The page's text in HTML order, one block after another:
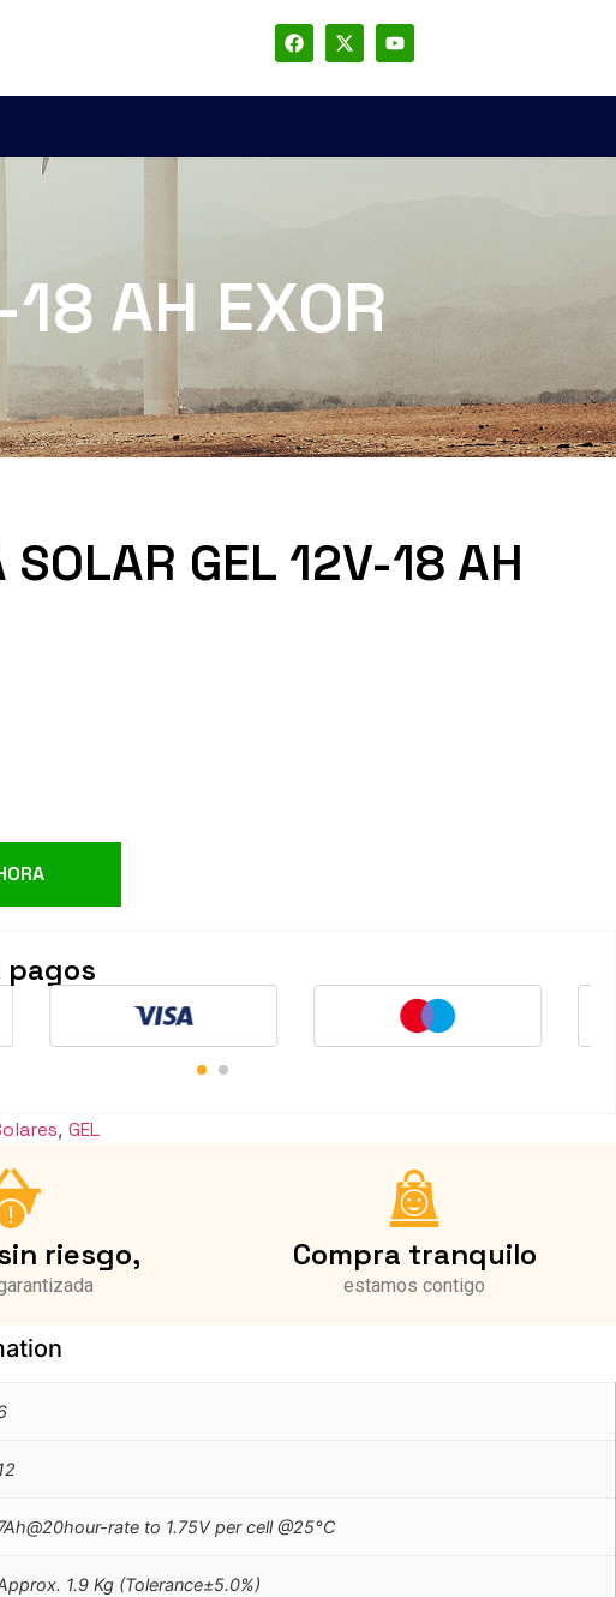
AH EXOR
SOLAR GEL 12V-18 AH
pagos
, GEL
riesgo, Compra tranquilo
estamos contigo
rate to 1.75V per cell @25°C
1.9 Kg (Tolerance±5.0%)